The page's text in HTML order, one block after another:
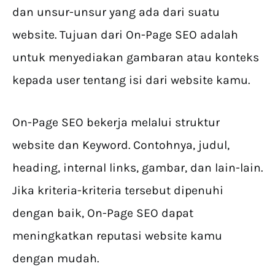
dan unsur-unsur yang ada dari suatu
website. Tujuan dari On-Page SEO adalah
untuk menyediakan gambaran atau konteks
kepada user tentang isi dari website kamu.
On-Page SEO bekerja melalui struktur
website dan Keyword. Contohnya, judul,
heading, internal links, gambar, dan lain-lain.
Jika kriteria-kriteria tersebut dipenuhi
dengan baik, On-Page SEO dapat
meningkatkan reputasi website kamu
dengan mudah.